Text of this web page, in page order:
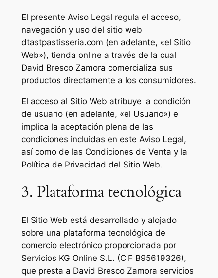
El presente Aviso Legal regula el acceso,
navegación y uso del sitio web
dtastpastisseria.com (en adelante, «el Sitio
Web»), tienda online a través de la cual
David Bresco Zamora comercializa sus
productos directamente a los consumidores.
El acceso al Sitio Web atribuye la condición
de usuario (en adelante, «el Usuario») e
implica la aceptación plena de las
condiciones incluidas en este Aviso Legal,
así como de las Condiciones de Venta y la
Política de Privacidad del Sitio Web.
3. Plataforma tecnológica
El Sitio Web está desarrollado y alojado
sobre una plataforma tecnológica de
comercio electrónico proporcionada por
Servicios KG Online S.L. (CIF B95619326),
que presta a David Bresco Zamora servicios